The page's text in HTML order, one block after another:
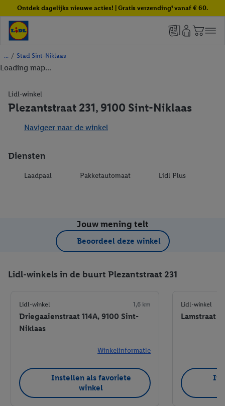
Ontdek dagelijks nieuwe acties! | Gratis verzending¹ vanaf € 60.
/ Stad Sint-Niklaas
Loading map...
Lidl-winkel
Plezantstraat 231, 9100 Sint-Niklaas
Navigeer naar de winkel
Diensten
Laadpaal Pakketautomaat Lidl Plus
Jouw mening telt
Beoordeel deze winkel
Lidl-winkels in de buurt Plezantstraat 231
Lidl-winkel 1,6 km
Driegaaienstraat 114A, 9100 Sint-
Niklaas
Winkelinformatie
Instellen als favoriete
winkel
Lidl-winkel
Lamstraat